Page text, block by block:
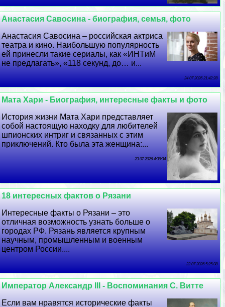
Анастасия Савосина - биография, семья, фото
Анастасия Савосина – российская актриса
театра и кино. Наибольшую популярность
ей принесли такие сериалы, как «ИHTиM
не предлагать», «118 секунд, до… и...
24 07 2026 21:42:28
Мата Хари - Биография, интересные факты и фото
История жизни Мата Хари представляет
собой настоящую находку для любителей
шпионских интриг и связанных с этим
приключений. Кто была эта женщина:...
23 07 2026 4:39:34
18 интересных фактов о Рязани
Интересные факты о Рязани – это
отличная возможность узнать больше о
городах РФ. Рязань является крупным
научным, промышленным и военным
центром России....
22 07 2026 5:25:38
Император Александр III - Воспоминания С. Витте
Если вам нравятся исторические факты